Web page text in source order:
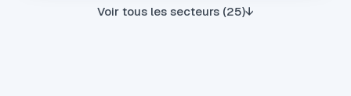
Voir tous les secteurs (25)↓